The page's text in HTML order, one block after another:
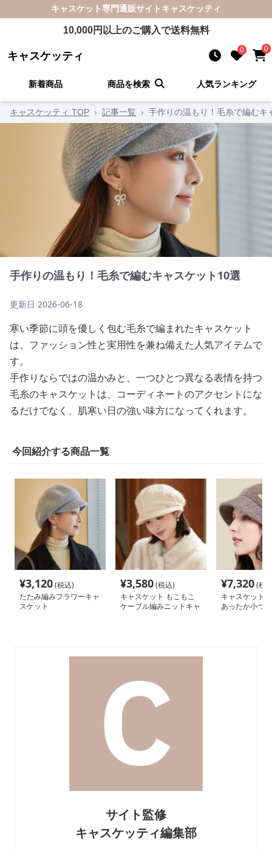
キャスケット専門通販サイト キャスケッティ
10,000円以上のご購入で送料無料
キャスケッティ 0 0
新着商品 商品を検索 人気ランキング
キャスケッティ TOP › 記事一覧 › 手作りの温もり！毛糸で編むキ
手作りの温もり！毛糸で編むキャスケット10選
更新日 2026-06-18
寒い季節に頭を優しく包む毛糸で編まれたキャスケット
は、ファッション性と実用性を兼ね備えた人気アイテムで
す。
手作りならではの温かみと、一つひとつ異なる表情を持つ
毛糸のキャスケットは、コーディネートのアクセントにな
るだけでなく、肌寒い日の強い味方になってくれます。
今回紹介する商品一覧
¥3,120(税込)
たたみ編みフラワーキャ
スケット
¥3,580(税込)
キャスケット もこもこ
ケーブル編みニットキャ
¥7,320(税
キャスケット
あったか小つ
サイト監修
キャスケッティ編集部